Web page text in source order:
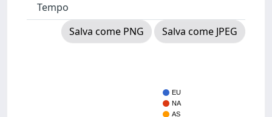
Tempo
Salva come PNG
Salva come JPEG
EU
NA
AS